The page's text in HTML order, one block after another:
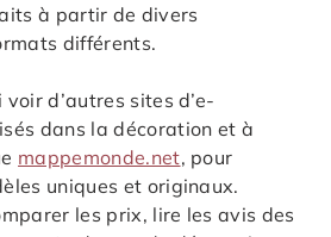
à partir de divers
différents.
d’autres sites d’e-
dans la décoration et à
mappemonde.net, pour
uniques et originaux.
les prix, lire les avis des